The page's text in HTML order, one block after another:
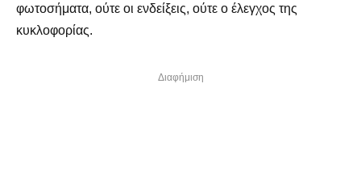
φωτοσήματα, ούτε οι ενδείξεις, ούτε ο έλεγχος της
κυκλοφορίας.
Διαφήμιση